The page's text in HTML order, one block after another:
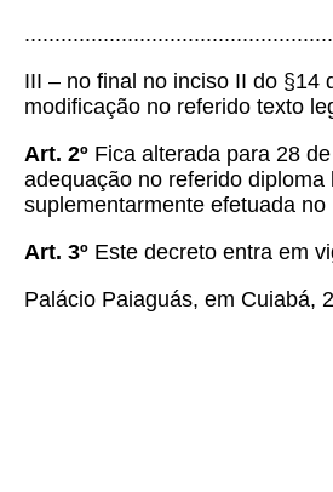
III – no final no inciso II do §14
modificação no referido texto
Art. 2º Fica alterada para 28
adequação no referido
suplementarmente efetuada
Art. 3º Este decreto entra em
Palácio Paiaguás, em Cuiabá,